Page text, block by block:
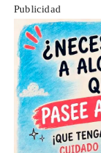
Publicidad